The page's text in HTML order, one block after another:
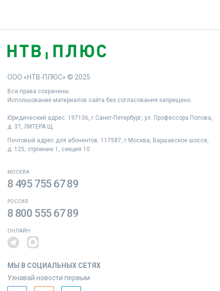
ООО «НТВ‑ПЛЮС» © 2025
Все права сохранены.
Использование материалов сайта без согласования запрещено.
Юридический адрес: 197136, г.Санкт‑Петербург, ул. Профессора Попова,
д. 37, ЛИТЕРА Щ
Почтовый адрес для абонентов: 117587, г.Москва, Варшавское шоссе,
д. 125, строение 1, секция 10
МОСКВА
8 495 755 67 89
РОССИЯ
8 800 555 67 89
ОНЛАЙН
МЫ В СОЦИАЛЬНЫХ СЕТЯХ
Узнавай новости первым